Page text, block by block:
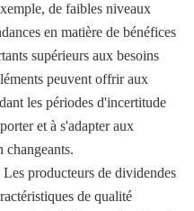
de faibles niveaux
en matière de bénéfices
supérieurs aux besoins
peuvent offrir aux
les périodes d'incertitude
et à s'adapter aux
changeants.
Les producteurs de dividendes
de qualité